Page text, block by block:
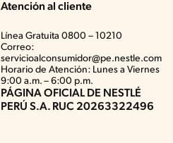
Atención al cliente
Línea Gratuita 0800 – 10210
Correo:
servicioalconsumidor@pe.nestle.com
Horario de Atención: Lunes a Viernes
9:00 a.m. – 6:00 p.m.
PÁGINA OFICIAL DE NESTLÉ
PERÚ S.A. RUC 20263322496